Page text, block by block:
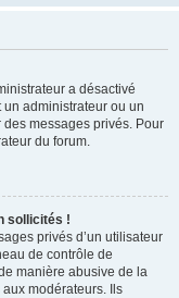
a désactivé
administrateur ou un
messages privés. Pour
du forum.
sollicités !
privés d’un utilisateur
de contrôle de
manière abusive de la
modérateurs. Ils